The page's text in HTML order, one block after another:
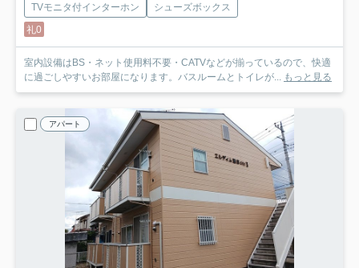
TVモニタ付インターホン
シューズボックス
礼0
室内設備はBS・ネット使用料不要・CATVなどが揃っているので、快適
に過ごしやすいお部屋になります。バスルームとトイレが... もっと見る
アパート